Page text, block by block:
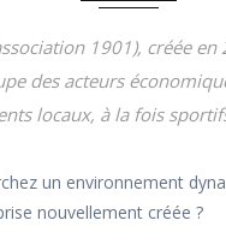
1901), créée
des acteurs
locaux, à la fois
un environnement
nouvellement créée ?